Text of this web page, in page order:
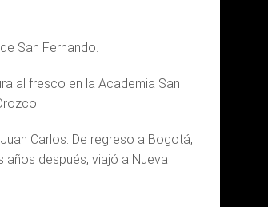
San Fernando.
al fresco en la Academia San
Carlos. De regreso a Bogotá,
años después, viajó a Nueva